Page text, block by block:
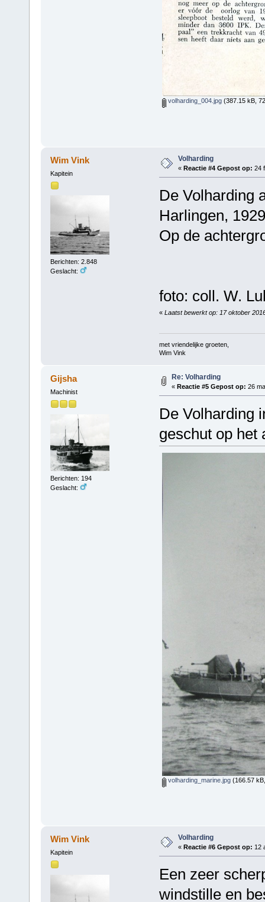
volharding_004.jpg(387.15 kB,
Wim Vink
Kapitein
Berichten: 2.848
Geslacht:
Volharding
« Reactie #4 Gepost op: 24
De Volharding
Harlingen,
Op de
foto: coll. W.
« Laatst bewerkt op: 17 oktober
met vriendelijke groeten,
Wim Vink
Gijsha
Machinist
Berichten: 194
Geslacht:
Re: Volharding
« Reactie #5 Gepost op: 26
De Volharding
geschut op het
volharding_marine.jpg(166.57
Wim Vink
Kapitein
Volharding
« Reactie #6 Gepost op: 12
Een zeer
windstille en